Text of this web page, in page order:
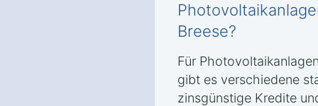
Breese?
Für
gibt es verschiedene
zinsgünstige Kredite